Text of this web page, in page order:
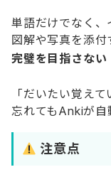
単語だけでなく
図解や写真を添
完璧を目指さない
「だいたい覚え
忘れてもAnkiが自
注意点